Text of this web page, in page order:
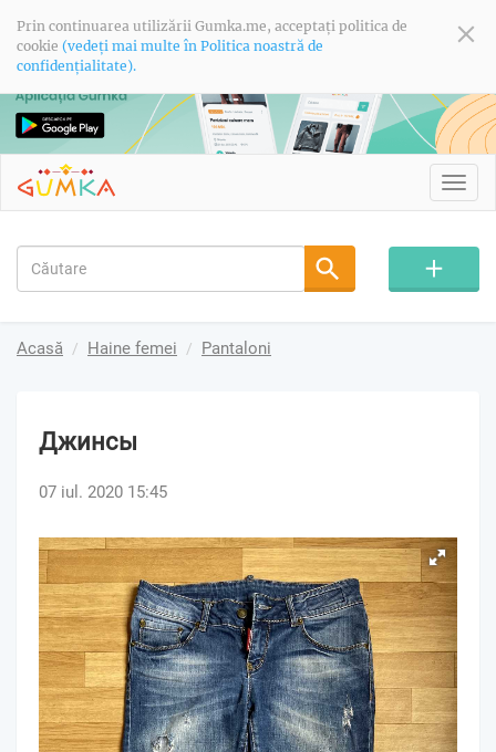
Prin continuarea utilizării Gumka.me, acceptați politica de
cookie (vedeți mai multe în Politica noastră de
confidențialitate).
Acasă Haine femei Pantaloni
Джинсы
07 iul. 2020 15:45